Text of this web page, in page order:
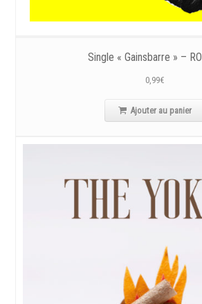
Single « Gainsbarre » –
0,99€
Ajouter au panier